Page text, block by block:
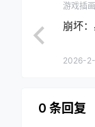
游戏插画
崩坏
2026-
0 条回复